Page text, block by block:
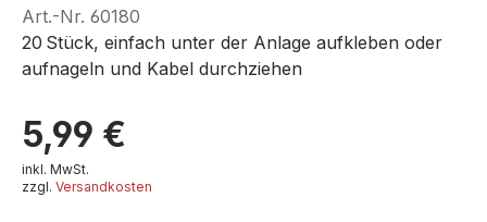
H0e
Art.-Nr. 60180
20 Stück, einfach unter der Anlage aufkleben oder
aufnageln und Kabel durchziehen
5,99 €
inkl. MwSt.
zzgl. Versandkosten